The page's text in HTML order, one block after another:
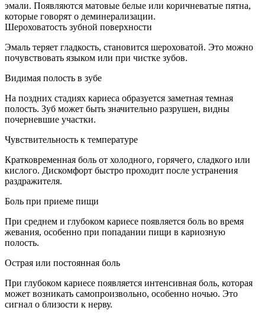
эмали. Появляются матовые белые или коричневатые пятна,
которые говорят о деминерализации.
Шероховатость зубной поверхности
Эмаль теряет гладкость, становится шероховатой. Это можно
почувствовать языком или при чистке зубов.
Видимая полость в зубе
На поздних стадиях кариеса образуется заметная темная
полость. Зуб может быть значительно разрушен, видны
почерневшие участки.
Чувствительность к температуре
Кратковременная боль от холодного, горячего, сладкого или
кислого. Дискомфорт быстро проходит после устранения
раздражителя.
Боль при приеме пищи
При среднем и глубоком кариесе появляется боль во время
жевания, особенно при попадании пищи в кариозную
полость.
Острая или постоянная боль
При глубоком кариесе появляется интенсивная боль, которая
может возникать самопроизвольно, особенно ночью. Это
сигнал о близости к нерву.